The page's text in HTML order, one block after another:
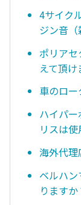
4サイク
ジン音（
ポリア
えて頂け
車のロ
ハイパ
リスは
海外代理
ベルハ
りますか